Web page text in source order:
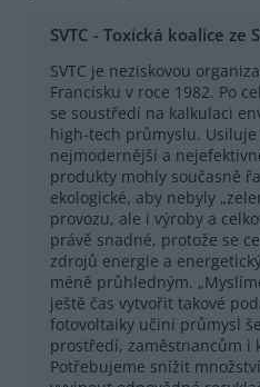
SVTC - Toxická koalice ze
SVTC je neziskovou
Francisku v roce 1982. Po
se soustředí na kalkulaci
high-tech průmyslu. Usiluje
nejmodernější a
produkty mohly současně
ekologické, aby nebyly
provozu, ale i výroby a
právě snadné, protože se
zdrojů energie a
méně průhledným.
ještě čas vytvořit takové
fotovoltaiky učiní průmysl
prostředí, zaměstnancům i
Potřebujeme snížit